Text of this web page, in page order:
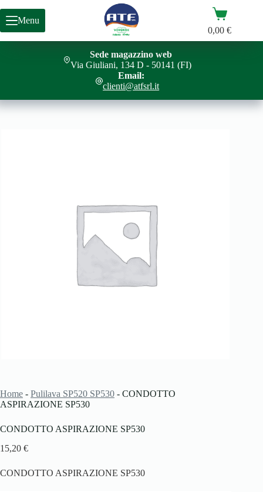
contenuto
CONDOTTO ASPIRAZIONE SP530
15,20€
Aggiungi al carrello
Menu
Carrello
0,00€
Sede magazzino web
Via Giuliani, 134 D - 50141 (FI)
Email:
clienti@atfsrl.it
Home - Pulilava SP520 SP530 - CONDOTTO
ASPIRAZIONE SP530
CONDOTTO ASPIRAZIONE SP530
15,20 €
CONDOTTO ASPIRAZIONE SP530